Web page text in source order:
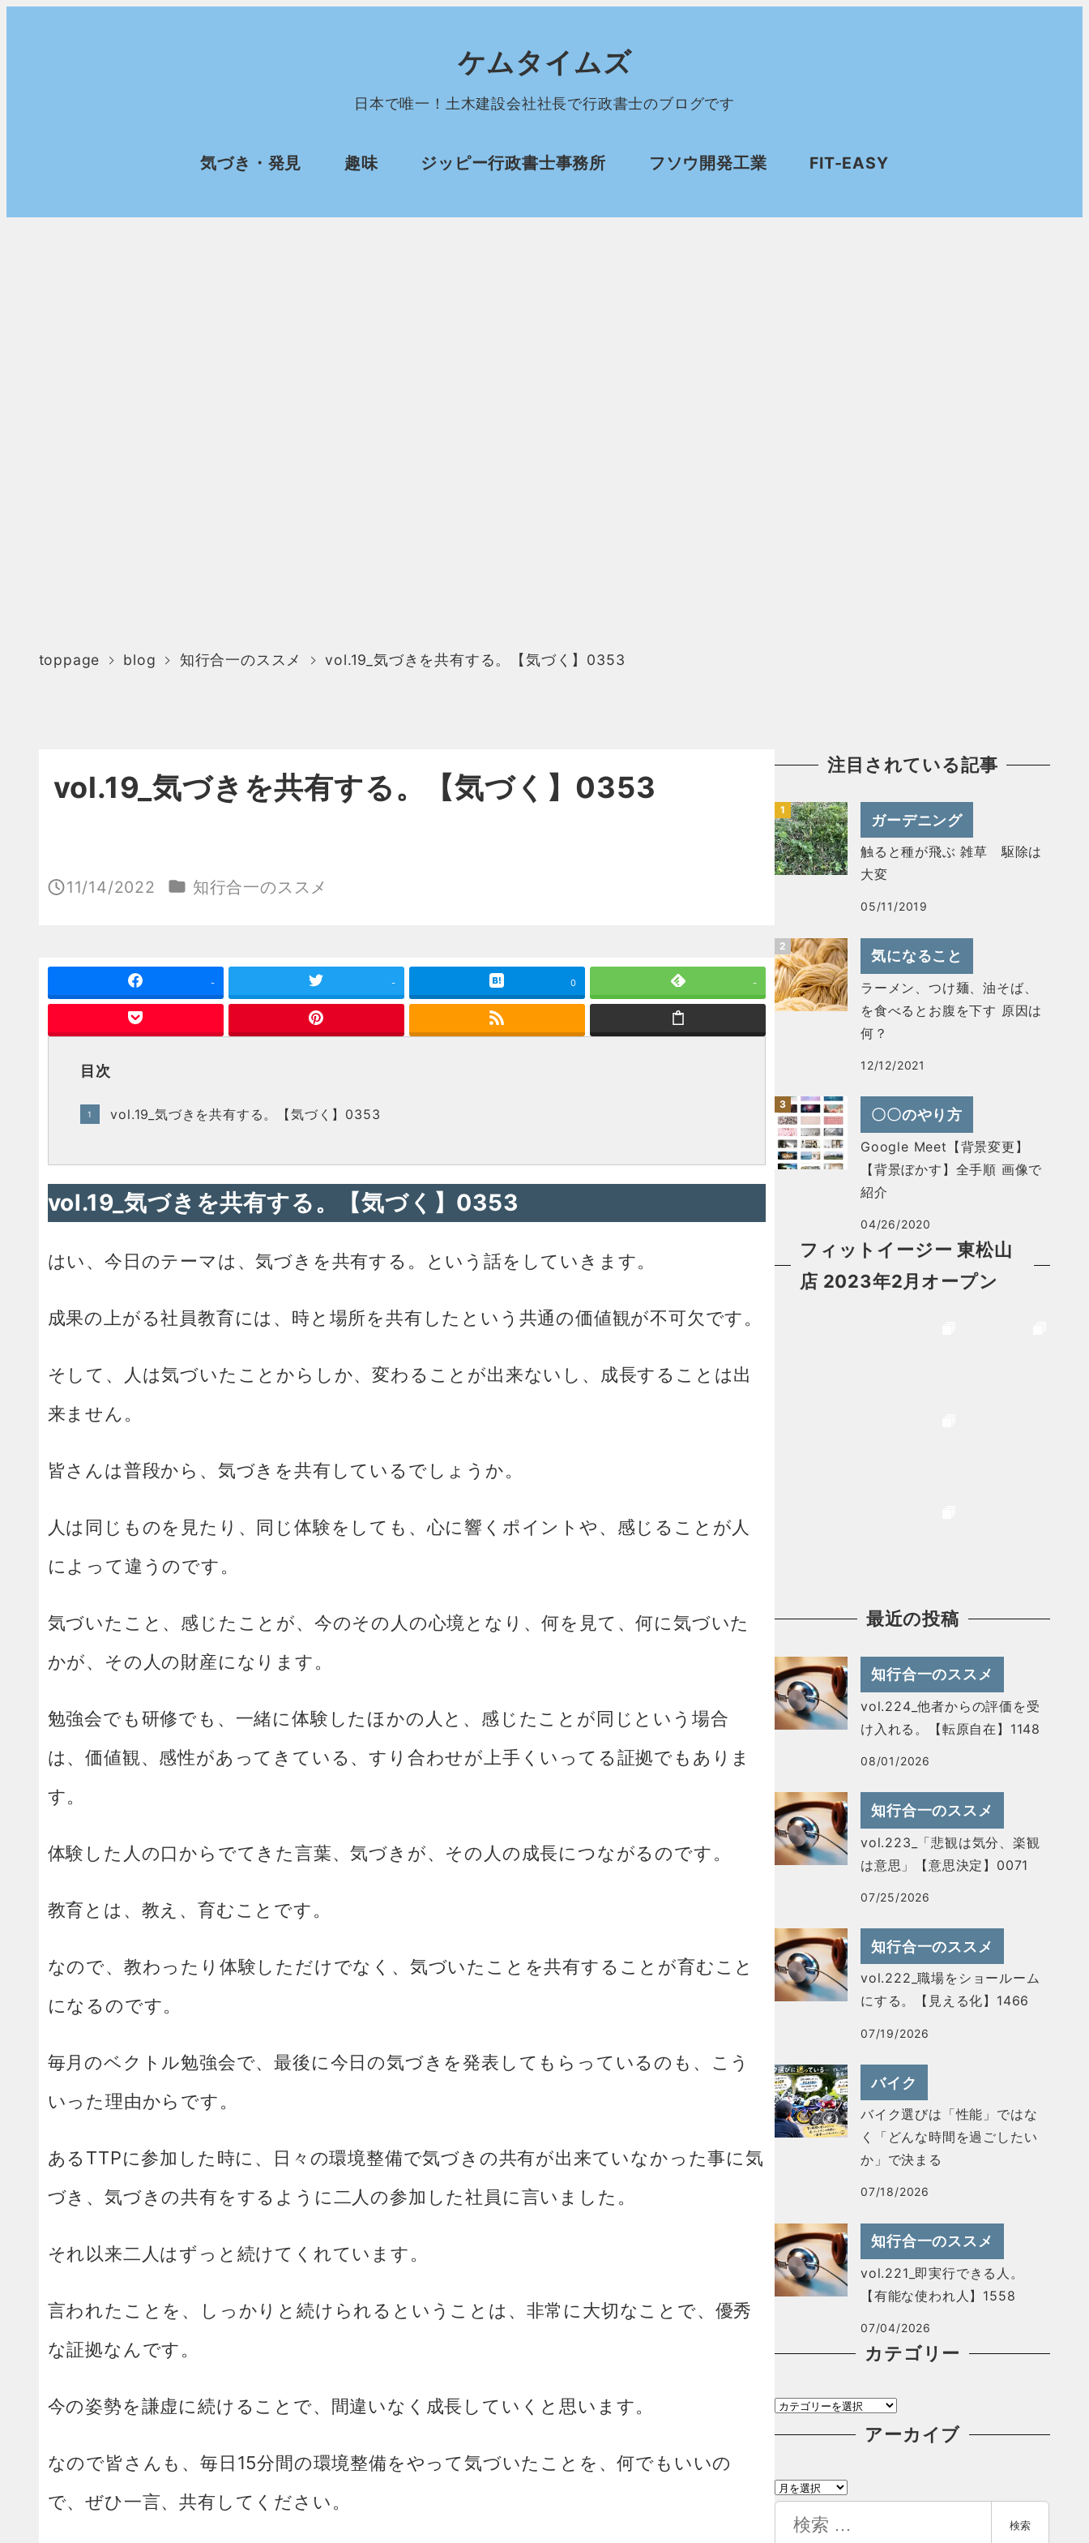
ケムタイムズ
日本で唯一！土木建設会社社長で行政書士のブログです
気づき・発見 趣味 ジッピー行政書士事務所 フソウ開発工業 FIT-EASY
toppage blog 知行合一のススメ vol.19_気づきを共有する。【気づく】0353
vol.19_気づきを共有する。【気づく】0353
投稿日
11/14/2022 カテゴリー
知行合一のススメ
- - 0 -
目次
vol.19_気づきを共有する。【気づく】0353
vol.19_気づきを共有する。【気づく】0353
はい、今日のテーマは、気づきを共有する。という話をしていきます。
成果の上がる社員教育には、時と場所を共有したという共通の価値観が不可欠です。
そして、人は気づいたことからしか、変わることが出来ないし、成長することは出
来ません。
皆さんは普段から、気づきを共有しているでしょうか。
人は同じものを見たり、同じ体験をしても、心に響くポイントや、感じることが人
によって違うのです。
気づいたこと、感じたことが、今のその人の心境となり、何を見て、何に気づいた
かが、その人の財産になります。
勉強会でも研修でも、一緒に体験したほかの人と、感じたことが同じという場合
は、価値観、感性があってきている、すり合わせが上手くいってる証拠でもありま
す。
体験した人の口からでてきた言葉、気づきが、その人の成長につながるのです。
教育とは、教え、育むことです。
なので、教わったり体験しただけでなく、気づいたことを共有することが育むこと
になるのです。
毎月のベクトル勉強会で、最後に今日の気づきを発表してもらっているのも、こう
いった理由からです。
あるTTPに参加した時に、日々の環境整備で気づきの共有が出来ていなかった事に気
づき、気づきの共有をするように二人の参加した社員に言いました。
それ以来二人はずっと続けてくれています。
言われたことを、しっかりと続けられるということは、非常に大切なことで、優秀
な証拠なんです。
今の姿勢を謙虚に続けることで、間違いなく成長していくと思います。
なので皆さんも、毎日15分間の環境整備をやって気づいたことを、何でもいいの
で、ぜひ一言、共有してください。
注目されている記事
ガーデニング
触ると種が飛ぶ 雑草 駆除は
大変
05/11/2019
気になること
ラーメン、つけ麺、油そば、
を食べるとお腹を下す 原因は
何？
12/12/2021
〇〇のやり方
Google Meet【背景変更】
【背景ぼかす】全手順 画像で
紹介
04/26/2020
フィットイージー 東松山
店 2023年2月オープン
最近の投稿
知行合一のススメ
vol.224_他者からの評価を受
け入れる。【転原自在】1148
08/01/2026
知行合一のススメ
vol.223_「悲観は気分、楽観
は意思」【意思決定】0071
07/25/2026
知行合一のススメ
vol.222_職場をショールーム
にする。【見える化】1466
07/19/2026
バイク
バイク選びは「性能」ではな
く「どんな時間を過ごしたい
か」で決まる
07/18/2026
知行合一のススメ
vol.221_即実行できる人。
【有能な使われ人】1558
07/04/2026
カテゴリー
カ
テ
リ
アーカイブ
ア
検索